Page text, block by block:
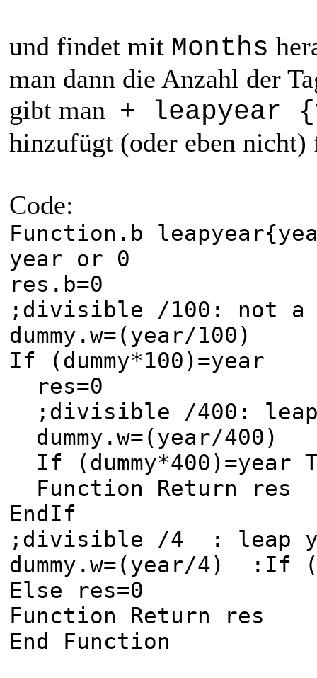
und findet mit Months
man dann die Anzahl der
gibt man + leapyear
hinzufügt (oder eben nicht)
Code:
Function.b
year or 0
res.b=0
;divisible /100: not a
dummy.w=(year/100)
If (dummy*100)=year
res=0
;divisible /400: leap
dummy.w=(year/400)
If (dummy*400)=year
Function Return res
EndIf
;divisible /4 : leap
dummy.w=(year/4) :If
Else res=0
Function Return res
End Function